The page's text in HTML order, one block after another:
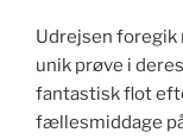
Udrejsen foregik
unik prøve i
fantastisk flot
fællesmiddage